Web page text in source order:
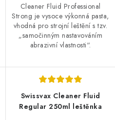
Cleaner Fluid Professional
Strong je vysoce výkonná pasta,
vhodná pro strojní leštění s tzv.
„samočinným nastavováním
abrazivní vlastnosti“.
Swissvax Cleaner Fluid
Regular 250ml leštěnka